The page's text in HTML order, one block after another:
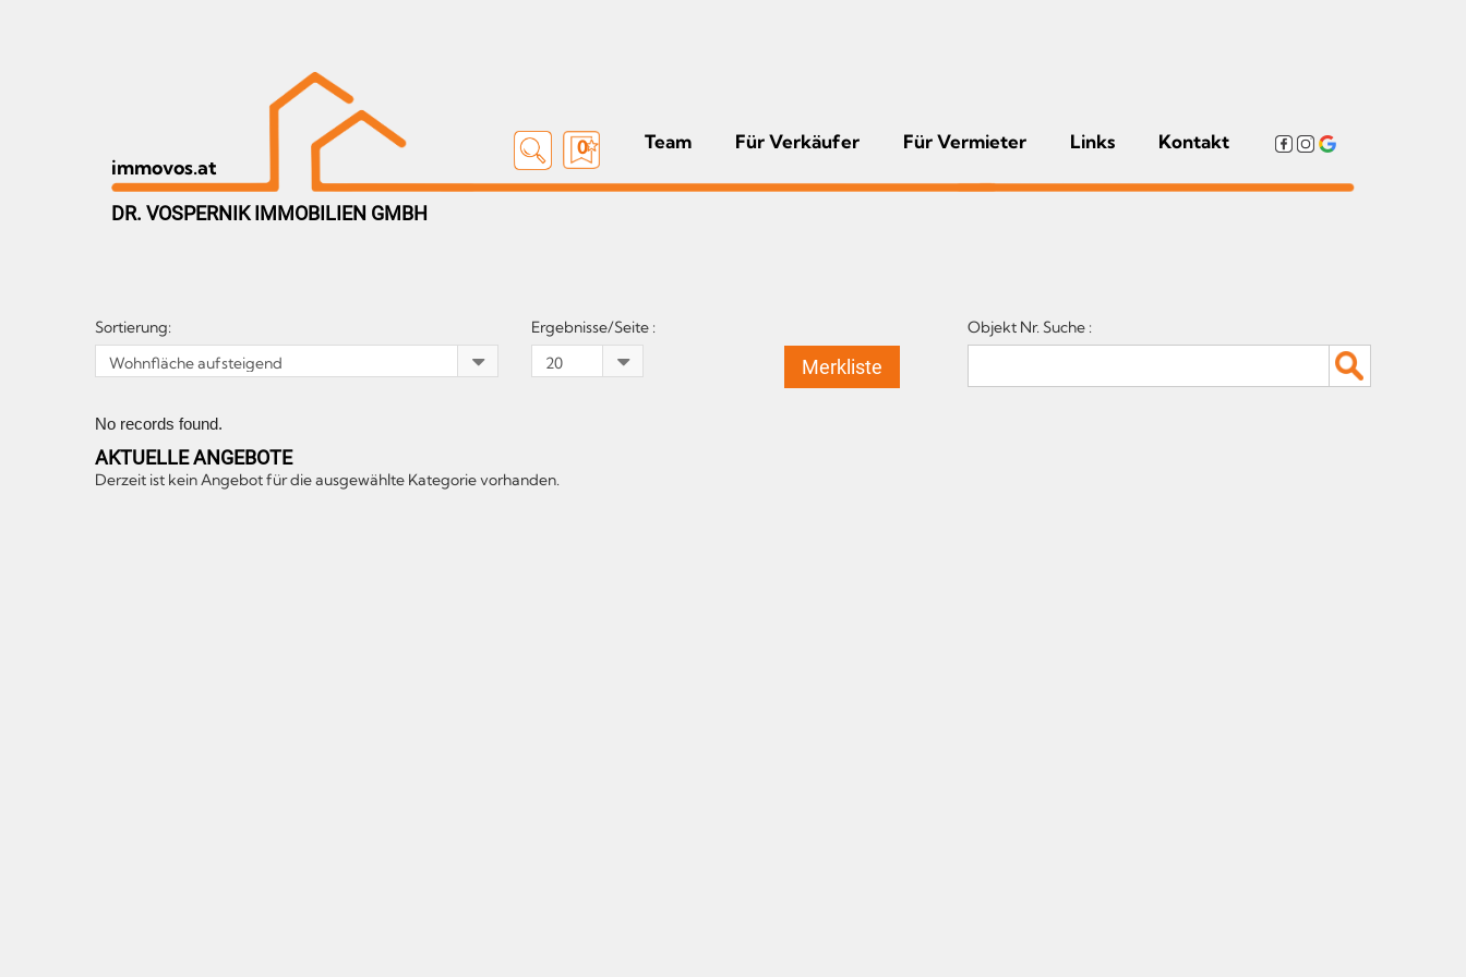
immovos.at
0 Team Für Verkäufer Für Vermieter Links Kontakt
DR. VOSPERNIK IMMOBILIEN GMBH
Sortierung: Ergebnisse/Seite :
Merkliste
Objekt Nr. Suche :
No records found.
AKTUELLE ANGEBOTE
Derzeit ist kein Angebot für die ausgewählte Kategorie vorhanden.